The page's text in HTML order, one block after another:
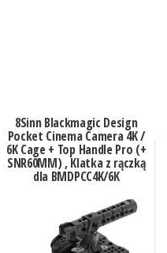
8Sinn Blackmagic Design
Pocket Cinema Camera 4K /
6K Cage + Top Handle Pro (+
SNR60MM) , Klatka z rączką
dla BMDPCC4K/6K